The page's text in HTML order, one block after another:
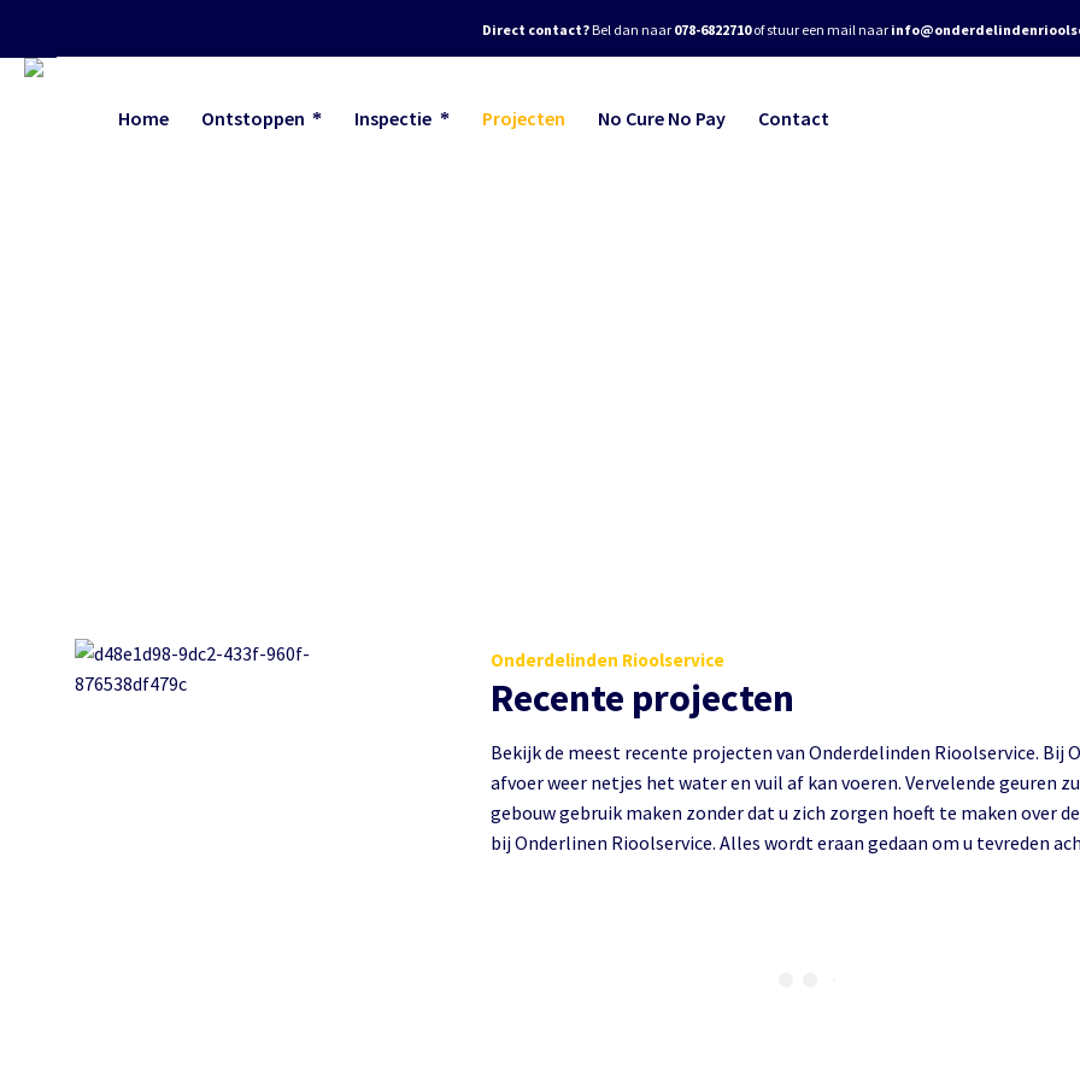
Direct contact?Bel dan naar 078-6822710of stuur een mail naar
Home Ontstoppen Inspectie Projecten No Cure No Pay Contact
Onderdelinden Rioolservice
Recente projecten
Bekijk de meest recente projecten van Onderdelinden Rioolservice.
afvoer weer netjes het water en vuil af kan voeren. Vervelende geuren
gebouw gebruik maken zonder dat u zich zorgen hoeft te maken over
bij Onderlinen Rioolservice. Alles wordt eraan gedaan om u tevreden